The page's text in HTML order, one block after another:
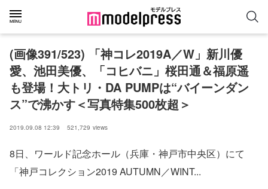
(画像391/523) 「神コレ2019A／W」新川優
愛、池田美優、「コヒバニ」桜田通＆福原遥
も登場！大トリ・DA PUMPは“バイーンダン
ス”で沸かす＜写真特集500枚超＞
2019.09.08 12:39 521,729 views
8日、ワールド記念ホール（兵庫・神戸市中央区）にて
「神戸コレクション2019 AUTUMN／WINT...